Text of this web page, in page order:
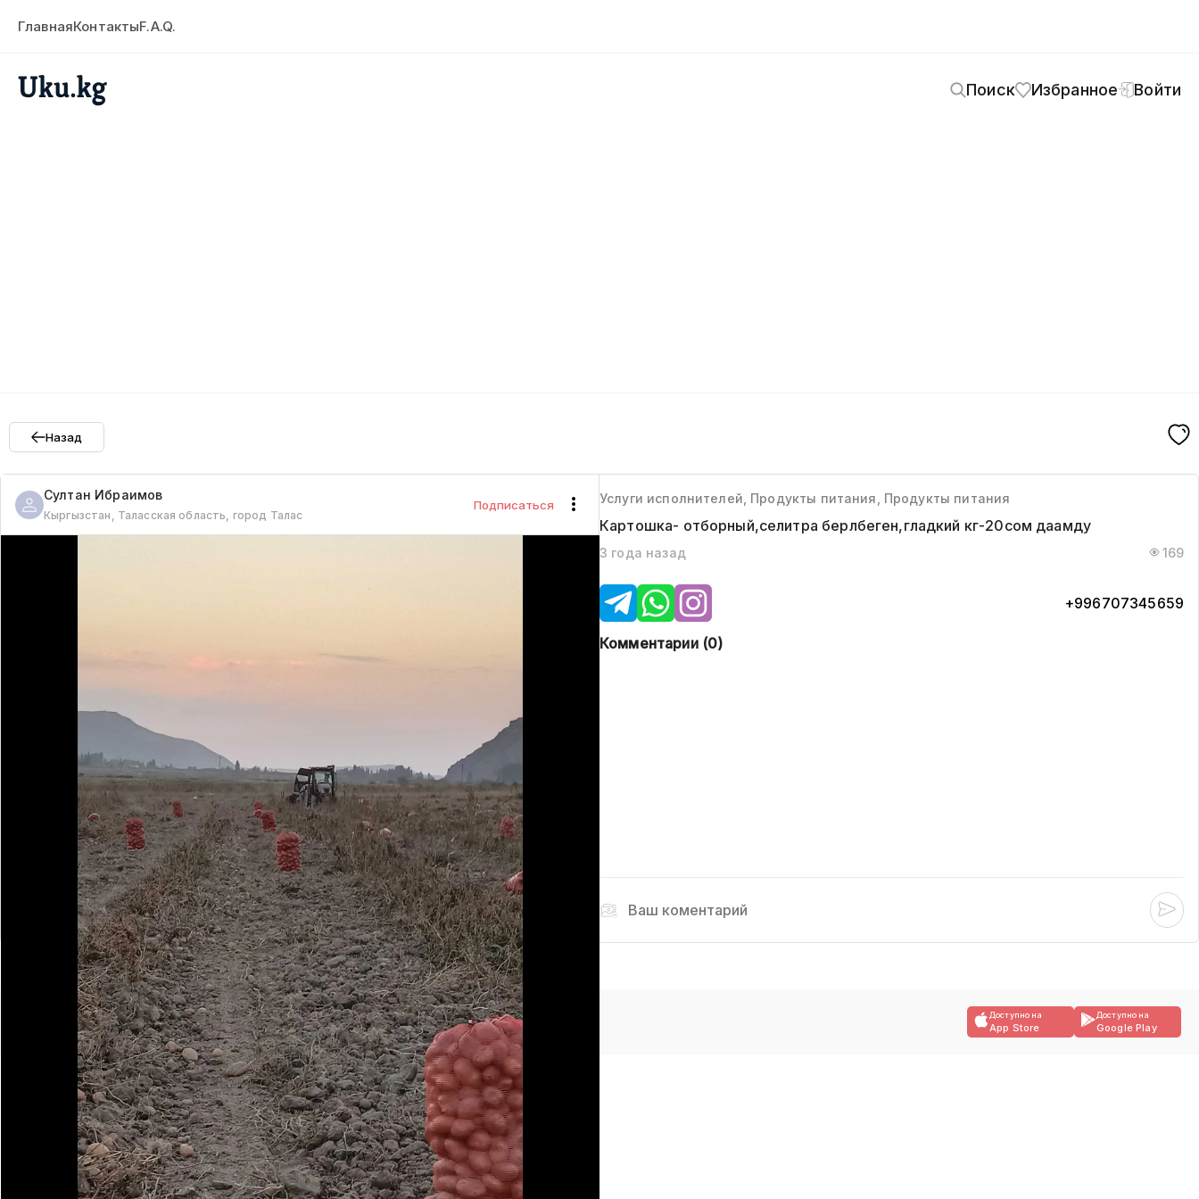
ГлавнаяКонтактыF.A.Q.
Поиск Избранное Войти
Назад
Султан Ибраимов
Кыргызстан, Таласская область, город Талас
Подписаться Услуги исполнителей, Продукты питания, Продукты питания
Картошка- отборный,селитра берлбеген,гладкий кг-20сом даамду
3 года назад 169
+996707345659
Комментарии (0)
КонтактыF.A.Q. Доступно на
App Store
Доступно на
Google Play